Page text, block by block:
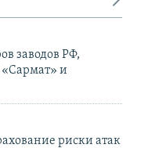
заводов РФ,
«Сармат» и
риски атак